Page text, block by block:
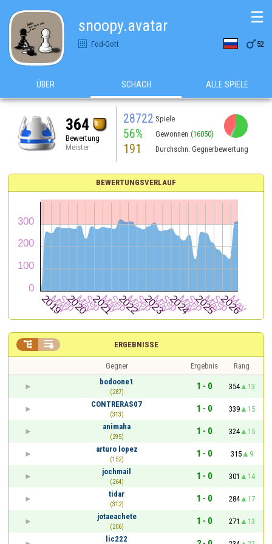
snoopy.avatar
Fod-Gott  52
☰
ÜBER SCHACH ALLE SPIELE
364
Bewertung
Meister
28722 Spiele
56% Gewonnen (16050)
191 Durchschn. Gegnerbewertung
BEWERTUNGSVERLAUF
ERGEBNISSE
 
Gegner Ergebnis
Rang
bodoone1
(287)
1 - 0 354
13
CONTRERAS07
(313)
1 - 0 339
15
animaha
(295)
1 - 0 324
15
arturo lopez
(152)
1 - 0 315
9
jochmail
(264)
1 - 0 301
14
tidar
(312)
1 - 0 284
17
jotaeachete
(206)
1 - 0 271
13
lic222